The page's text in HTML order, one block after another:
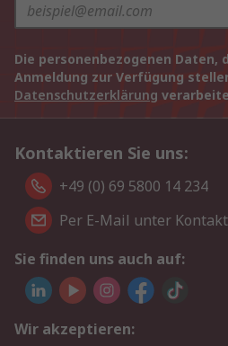
Die personenbezogenen Daten,
Anmeldung zur Verfügung
Datenschutzerklärung
Kontaktieren Sie uns:
+49 (0) 69 5800 14 234
Per E-Mail unter Kontakt
Sie finden uns auch auf:
Wir akzeptieren: